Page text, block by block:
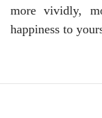
more vividly,
happiness to